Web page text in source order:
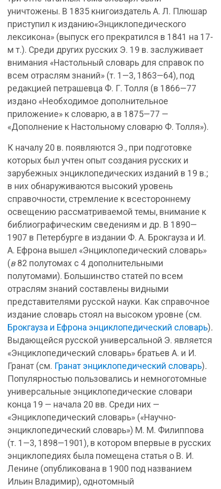
уничтожены. В 1835 книгоиздатель А. Л. Плюшар
приступил к изданию«Энциклопедического
лексикона» (выпуск его прекратился в 1841 на 17-
м т.). Среди других русских Э. 19 в. заслуживает
внимания «Настольный словарь для справок по
всем отраслям знаний» (т. 1—3, 1863—64), под
редакцией петрашевца Ф. Г. Толля (в 1866—77
издано «Необходимое дополнительное
приложение» к словарю, а в 1875—77 —
«Дополнение к Настольному словарю Ф. Толля»).
К началу 20 в. появляются Э., при подготовке
которых был учтен опыт создания русских и
зарубежных энциклопедических изданий в 19 в.;
в них обнаруживаются высокий уровень
справочности, стремление к всестороннему
освещению рассматриваемой темы, внимание к
библиографическим сведениям и др. В 1890—
1907 в Петербурге в издании Ф. А. Брокгауза и И.
А. Ефрона вышел «Энциклопедический словарь»
(в82 полутомах с 4 дополнительными
полутомами). Большинство статей по всем
отраслям знаний составлены видными
представителями русской науки. Как справочное
издание словарь стоял на высоком уровне (см.
Брокгауза и Ефрона энциклопедический словарь).
Выдающейся русской универсальной Э. является
«Энциклопедический словарь» братьев А. и И.
Гранат (см. Гранат энциклопедический словарь).
Популярностью пользовались и немноготомные
универсальные энциклопедические словари
конца 19 — начала 20 вв. Среди них —
«Энциклопедический словарь» («Научно-
энциклопедический словарь») М. М. Филиппова
(т. 1—3, 1898—1901), в котором впервые в русских
энциклопедиях была помещена статья о В. И.
Ленине (опубликована в 1900 под названием
Ильин Владимир), однотомный